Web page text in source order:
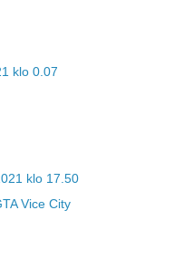
klo 0.07
klo 17.50
Vice City